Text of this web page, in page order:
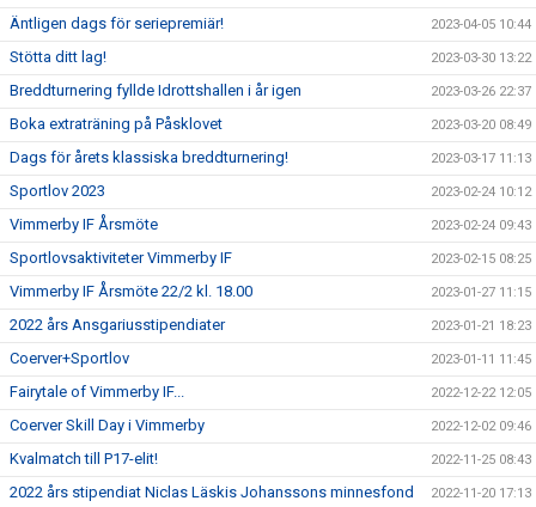
Äntligen dags för seriepremiär! 2023-04-05 10:44
Stötta ditt lag! 2023-03-30 13:22
Breddturnering fyllde Idrottshallen i år igen 2023-03-26 22:37
Boka extraträning på Påsklovet 2023-03-20 08:49
Dags för årets klassiska breddturnering! 2023-03-17 11:13
Sportlov 2023 2023-02-24 10:12
Vimmerby IF Årsmöte 2023-02-24 09:43
Sportlovsaktiviteter Vimmerby IF 2023-02-15 08:25
Vimmerby IF Årsmöte 22/2 kl. 18.00 2023-01-27 11:15
2022 års Ansgariusstipendiater 2023-01-21 18:23
Coerver+Sportlov 2023-01-11 11:45
Fairytale of Vimmerby IF... 2022-12-22 12:05
Coerver Skill Day i Vimmerby 2022-12-02 09:46
Kvalmatch till P17-elit! 2022-11-25 08:43
2022 års stipendiat Niclas Läskis Johanssons minnesfond 2022-11-20 17:13